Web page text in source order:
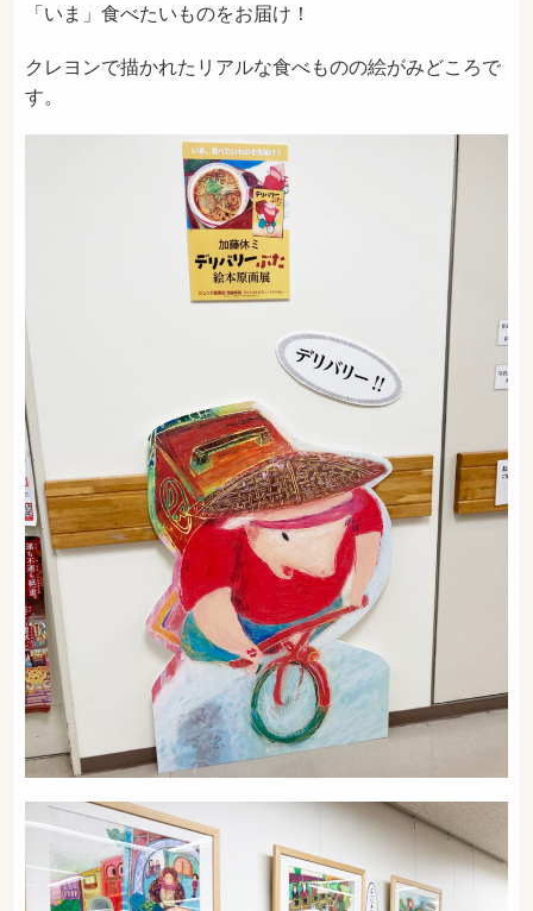
「いま」食べたいものをお届け！
クレヨンで描かれたリアルな食べものの絵がみどころで
す。